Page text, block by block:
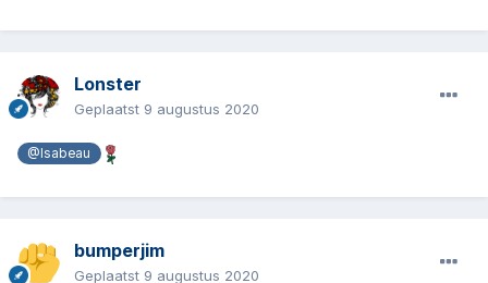
Lonster
Geplaatst 9 augustus 2020
@Isabeau
bumperjim
Geplaatst 9 augustus 2020